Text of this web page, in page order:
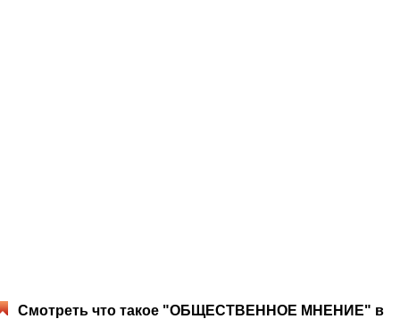
Смотреть что такое "ОБЩЕСТВЕННОЕ МНЕНИЕ" в